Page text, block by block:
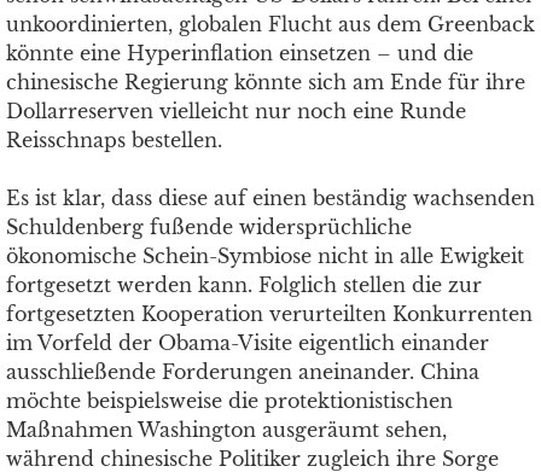
unkoordinierten, globalen Flucht aus dem Greenback
könnte eine Hyperinflation einsetzen – und die
chinesische Regierung könnte sich am Ende für ihre
Dollarreserven vielleicht nur noch eine Runde
Reisschnaps bestellen.
Es ist klar, dass diese auf einen beständig wachsenden
Schuldenberg fußende widersprüchliche
ökonomische Schein-Symbiose nicht in alle Ewigkeit
fortgesetzt werden kann. Folglich stellen die zur
fortgesetzten Kooperation verurteilten Konkurrenten
im Vorfeld der Obama-Visite eigentlich einander
ausschließende Forderungen aneinander. China
möchte beispielsweise die protektionistischen
Maßnahmen Washington ausgeräumt sehen,
während chinesische Politiker zugleich ihre Sorge